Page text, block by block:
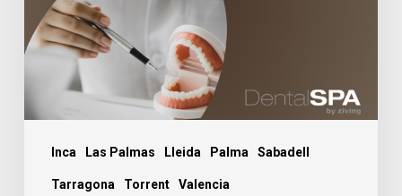
Inca Las Palmas Lleida Palma Sabadell
Tarragona Torrent Valencia
perdidas.